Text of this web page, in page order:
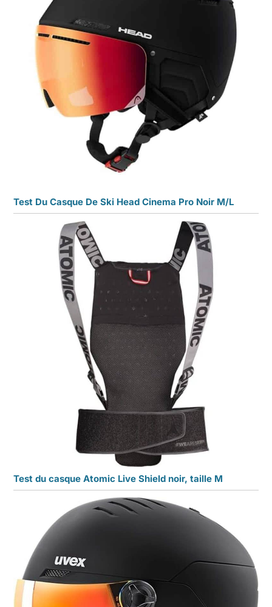
Test Du Casque De Ski Head Cinema Pro Noir M/L
Test du casque Atomic Live Shield noir, taille M